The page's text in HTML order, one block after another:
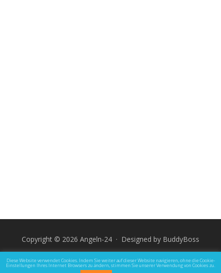
Copyright © 2026 Angeln-24 · Designed by BuddyBoss
Impressum Datenschutz und Rechtliche Hinweise
Diese Website verwendet Cookies. Indem Sie weiter auf dieser Website navigieren, ohne die Cookie-
Einstellungen Ihres Internet Browsers zu ändern, stimmen Sie unserer Verwendung von Cookies zu.